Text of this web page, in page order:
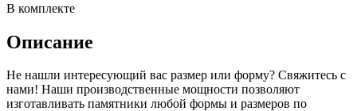
В комплекте
Описание
Не нашли интересующий вас размер или форму? Свяжитесь с
нами! Наши производственные мощности позволяют
изготавливать памятники любой формы и размеров по